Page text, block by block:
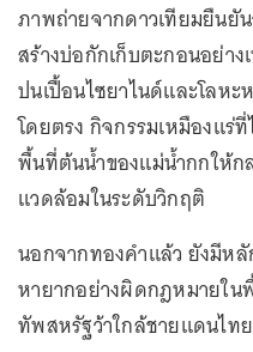
ภาพถ่ายจากดาวเทียมยืนยั
สร้างบ่อกักเก็บตะกอนอย่าง
ปนเปื้อนไซยาไนด์และโลห
โดยตรง กิจกรรมเหมืองแร่
พื้นที่ต้นน้ำของแม่น้ำกกให้
แวดล้อมในระดับวิกฤติ
นอกจากทองคำแล้ว ยังมีหลั
หายากอย่างผิดกฎหมายใน
ทัพสหรัฐว้าใกล้ชายแดนไทย